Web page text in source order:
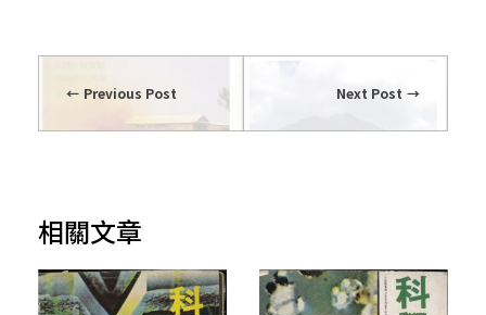
Previous Post Next Post
相關文章